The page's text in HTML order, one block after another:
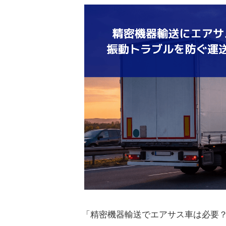
「精密機器輸送でエアサス車は必要